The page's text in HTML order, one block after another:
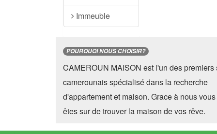
Immeuble
POURQUOI NOUS CHOISIR?
CAMEROUN MAISON est l'un des premiers
camerounais spécialisé dans la recherche
d'appartement et maison. Grace à nous vous
êtes sur de trouver la maison de vos rêve.